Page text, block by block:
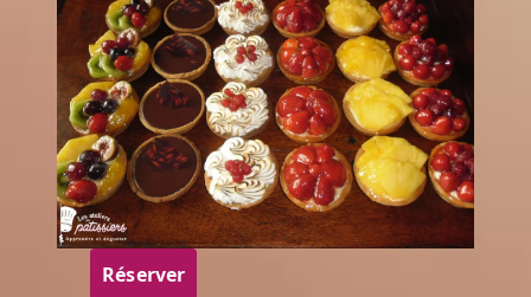
Réserver